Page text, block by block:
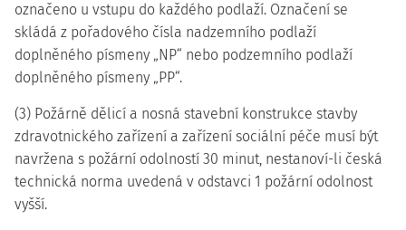
označeno u vstupu do každého podlaží. Označení se
skládá z pořadového čísla nadzemního podlaží
doplněného písmeny „NP“ nebo podzemního podlaží
doplněného písmeny „PP“.
(3) Požárně dělicí a nosná stavební konstrukce stavby
zdravotnického zařízení a zařízení sociální péče musí být
navržena s požární odolností 30 minut, nestanoví-li česká
technická norma uvedená v odstavci 1 požární odolnost
vyšší.